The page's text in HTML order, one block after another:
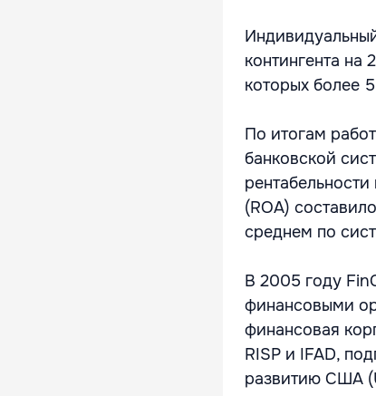
контингента на
которых более
По итогам
банковской
(ROA)
среднем по
В 2005 году
финансовыми
финансовая
RISP и IFAD,
развитию США